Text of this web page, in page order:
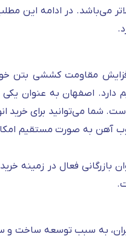
می‌باشد. در ادامه این
مقاومت کششی بتن
اصفهان به عنوان یکی
می‌توانید برای خرید
آهن به صورت مستقیم
بازرگانی فعال در زمینه
به سبب توسعه ساخت و